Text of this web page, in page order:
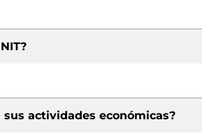
sus actividades económicas?